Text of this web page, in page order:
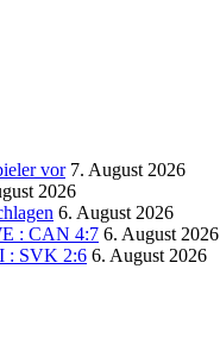
vor 7. August 2026
2026
6. August 2026
: CAN 4:7 6. August 2026
: SVK 2:6 6. August 2026